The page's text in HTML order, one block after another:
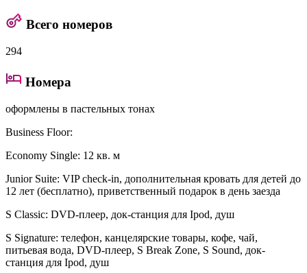
Всего номеров
294
Номера
оформлены в пастельных тонах
Business Floor:
Economy Single: 12 кв. м
Junior Suite: VIP check-in, дополнительная кровать для детей до
12 лет (бесплатно), приветственный подарок в день заезда
S Classic: DVD-плеер, док-станция для Ipod, душ
S Signature: телефон, канцелярские товары, кофе, чай,
питьевая вода, DVD-плеер, S Break Zone, S Sound, док-
станция для Ipod, душ